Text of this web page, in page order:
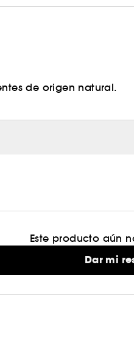
de origen natural.
Este producto aún
Dar mi